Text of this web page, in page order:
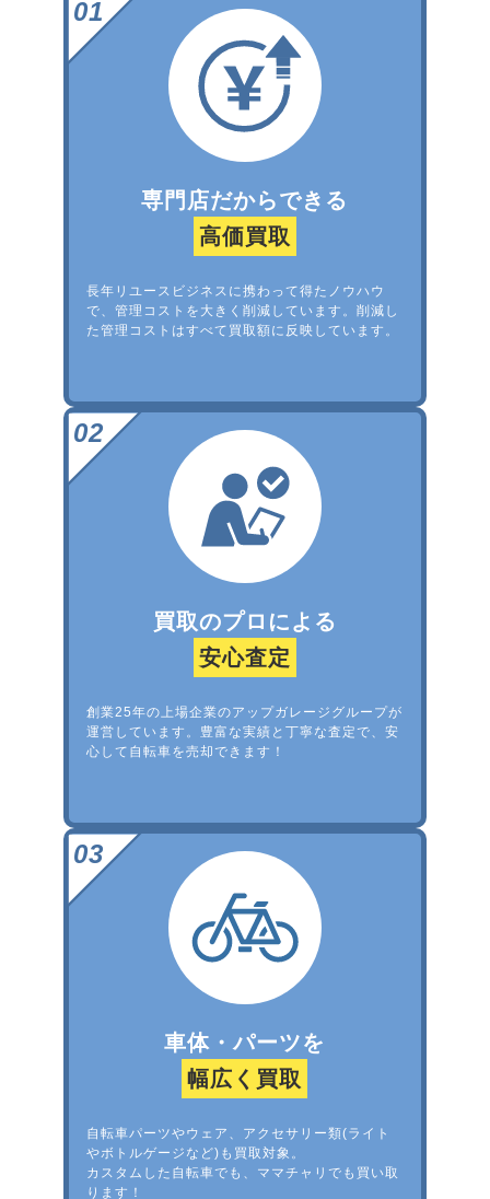
専門店だからできる
高価買取
長年リユースビジネスに携わって得たノウハウ
で、管理コストを大きく削減しています。削減し
た管理コストはすべて買取額に反映しています。
買取のプロによる
安心査定
創業25年の上場企業のアップガレージグループが
運営しています。豊富な実績と丁寧な査定で、安
心して自転車を売却できます！
車体・パーツを
幅広く買取
自転車パーツやウェア、アクセサリー類(ライト
やボトルゲージなど)も買取対象。
カスタムした自転車でも、ママチャリでも買い取
ります！